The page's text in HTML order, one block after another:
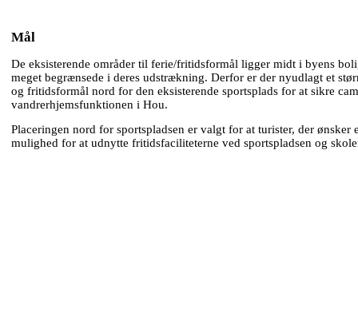
Mål
De eksisterende områder til ferie/fritidsformål ligger midt i byens
meget begrænsede i deres udstrækning. Derfor er der nyudlagt et
og fritidsformål nord for den eksisterende sportsplads for at sikre
vandrerhjemsfunktionen i Hou.
Placeringen nord for sportspladsen er valgt for at turister, der ønsker
mulighed for at udnytte fritidsfaciliteterne ved sportspladsen og